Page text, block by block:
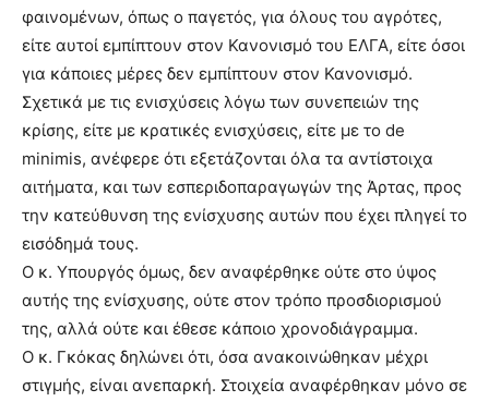
φαινομένων, όπως ο παγετός, για όλους του αγρότες,
είτε αυτοί εμπίπτουν στον Κανονισμό του ΕΛΓΑ, είτε όσοι
για κάποιες μέρες δεν εμπίπτουν στον Κανονισμό.
Σχετικά με τις ενισχύσεις λόγω των συνεπειών της
κρίσης, είτε με κρατικές ενισχύσεις, είτε με το de
minimis, ανέφερε ότι εξετάζονται όλα τα αντίστοιχα
αιτήματα, και των εσπεριδοπαραγωγών της Άρτας, προς
την κατεύθυνση της ενίσχυσης αυτών που έχει πληγεί το
εισόδημά τους.
Ο κ. Υπουργός όμως, δεν αναφέρθηκε ούτε στο ύψος
αυτής της ενίσχυσης, ούτε στον τρόπο προσδιορισμού
της, αλλά ούτε και έθεσε κάποιο χρονοδιάγραμμα.
Ο κ. Γκόκας δηλώνει ότι, όσα ανακοινώθηκαν μέχρι
στιγμής, είναι ανεπαρκή. Στοιχεία αναφέρθηκαν μόνο σε